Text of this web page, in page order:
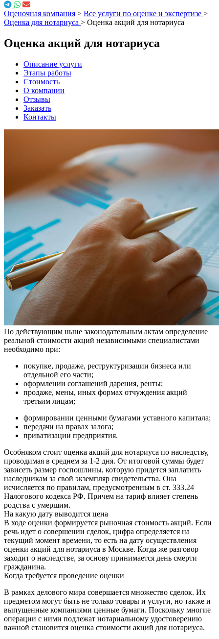
Оценочная компания > Все услуги по оценке и экспертизе >
Оценка для нотариуса > Оценка акций для нотариуса
Оценка акций для нотариуса
Описание услуги
Этапы работы
Стоимость
О компании
Отзывы
Заказать
Контакты
По действующим ныне законодательным актам определение
реальной стоимости акций независимыми специалистами
необходимо при:
покупке, продаже, реструктуризации бизнеса или
отдельной его части;
оформлении соглашений дарения, ренты;
продаже, мены, иных формах отчуждения акций
третьим лицам;
формировании ценными бумагами уставного капитала;
передачи на правах залога;
приватизации предприятия.
Особняком стоит оценка акций для нотариуса по наследству,
проводимая в среднем за 1-2 дня. От итоговой суммы будет
зависеть размер госпошлины, которую придется заплатить
наследникам за свой экземпляр свидетельства. Она
исчисляется по правилам, предусмотренным в ст. 333.24
Налогового кодекса РФ. Причем на тариф влияет степень
родства с умершим.
На какую дату выводится цена
В ходе оценки формируется рыночная стоимость акций. Если
речь идет о совершении сделок, цифра определяется на
текущий момент времени, то есть на дату осуществления
оценки акций для нотариуса в Москве. Когда же разговор
заходит о наследстве, за основу принимается день смерти
гражданина.
Когда требуется проведение оценки
В рамках делового мира совершается множество сделок. Их
предметом могут быть не только товары и услуги, но также и
выпущенные компаниями ценные бумаги. Поскольку многие
операции с ними подлежат нотариальному удостоверению
важной становится оценка стоимости акций для нотариуса.